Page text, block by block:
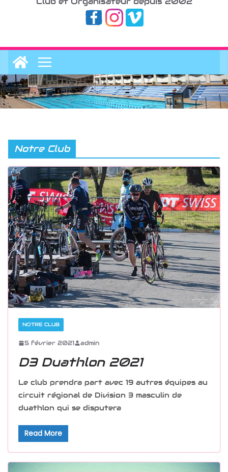
Notre Club
NOTRE CLUB
5 février 2021 admin
D3 Duathlon 2021
Le club prendra part avec 19 autres équipes au
circuit régional de Division 3 masculin de
duathlon qui se disputera
Read More